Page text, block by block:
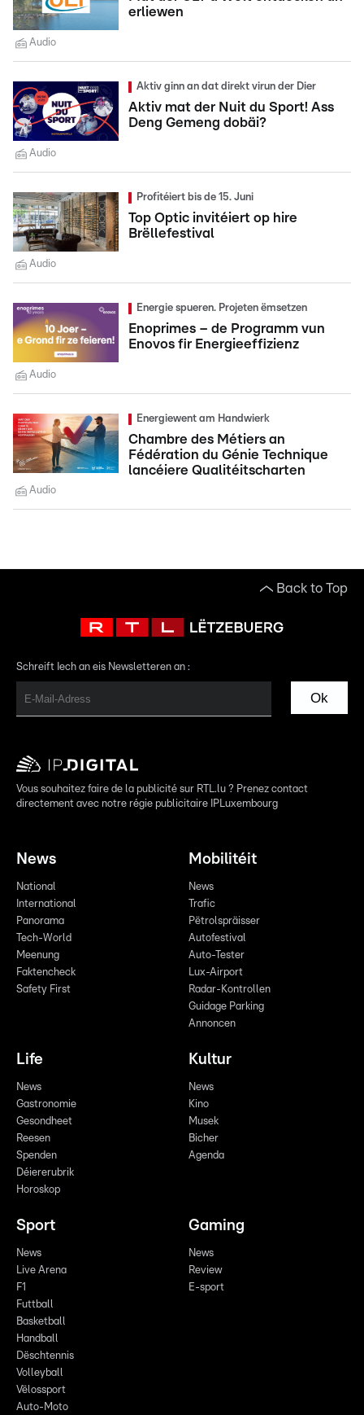
erliewen
Audio
Aktiv ginn an dat direkt virun der Dier
Aktiv mat der Nuit du Sport! Ass
Deng Gemeng dobäi?
Audio
Profitéiert bis de 15. Juni
Top Optic invitéiert op hire
Brëllefestival
Audio
Energie spueren. Projeten ëmsetzen
Enoprimes – de Programm vun
Enovos fir Energieeffizienz
Audio
Energiewent am Handwierk
Chambre des Métiers an
Fédération du Génie Technique
lancéiere Qualitéitscharten
Audio
Back to Top
Schreift Iech an eis Newsletteren an :
Ok
Vous souhaitez faire de la publicité sur RTL.lu ? Prenez contact
directement avec notre régie publicitaire IPLuxembourg
News
National
International
Panorama
Tech-World
Meenung
Faktencheck
Safety First
Mobilitéit
News
Trafic
Pëtrolspräisser
Autofestival
Auto-Tester
Lux-Airport
Radar-Kontrollen
Guidage Parking
Annoncen
Life
News
Gastronomie
Gesondheet
Reesen
Spenden
Déiererubrik
Horoskop
Kultur
News
Kino
Musek
Bicher
Agenda
Sport
News
Live Arena
F1
Futtball
Basketball
Handball
Dëschtennis
Volleyball
Vëlossport
Auto-Moto
Gaming
News
Review
E-sport